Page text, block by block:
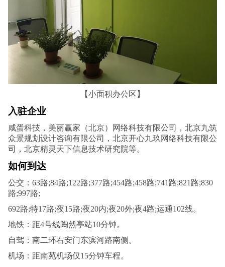
【小面积办公区】
入驻企业
咸蛋科技，美丽赢家（北京）网络科技有限公司，北京九筑
众景规划设计咨询有限公司，北京开心九玖网络科技有限公
司，北京精灵天下信息技术研究院等。
如何到达
公交：63路;84路;122路;377路;454路;458路;741路;821路;830
路;997路;
692路;特17路;夜15路;夜20内;夜20外;夜4路;运通102线。
地铁：距4号线陶然亭站10分钟。
自驾：南二环右安门东滨河路南侧。
机场：距南苑机场仅15分钟车程。